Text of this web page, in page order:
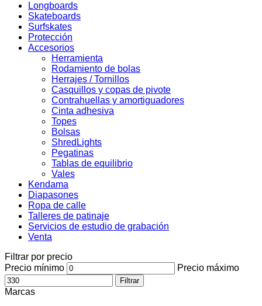
Longboards
Skateboards
Surfskates
Protección
Accesorios
Herramienta
Rodamiento de bolas
Herrajes / Tornillos
Casquillos y copas de pivote
Contrahuellas y amortiguadores
Cinta adhesiva
Topes
Bolsas
ShredLights
Pegatinas
Tablas de equilibrio
Vales
Kendama
Diapasones
Ropa de calle
Talleres de patinaje
Servicios de estudio de grabación
Venta
Filtrar por precio
Precio mínimo
Precio máximo
Filtrar
Marcas